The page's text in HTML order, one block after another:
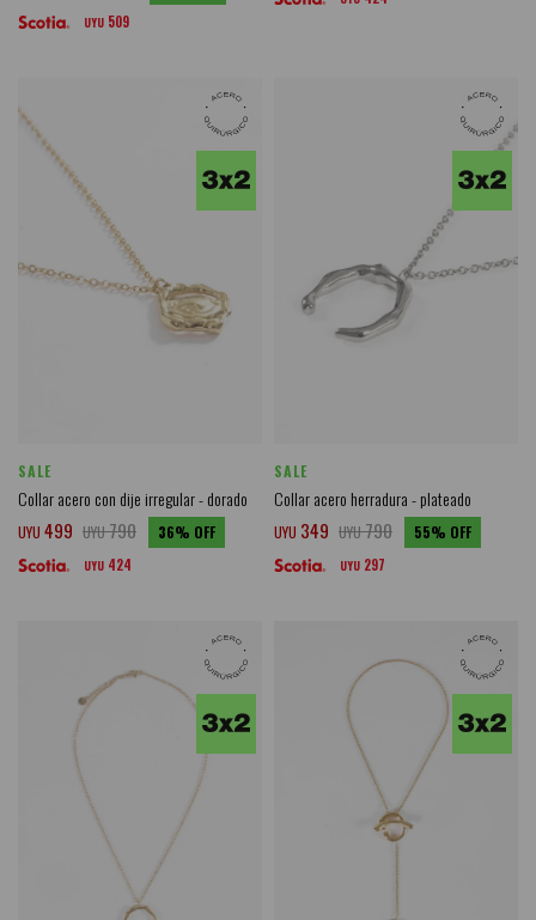
UYU 509
SALE
Collar acero con dije irregular - dorado
UYU 499 UYU790 36
UYU 424
SALE
Collar acero herradura - plateado
UYU 349 UYU790 55
UYU 297